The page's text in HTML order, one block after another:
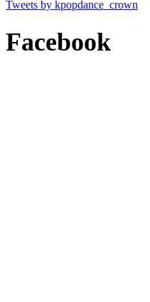
Tweets by kpopdance_crown
Facebook